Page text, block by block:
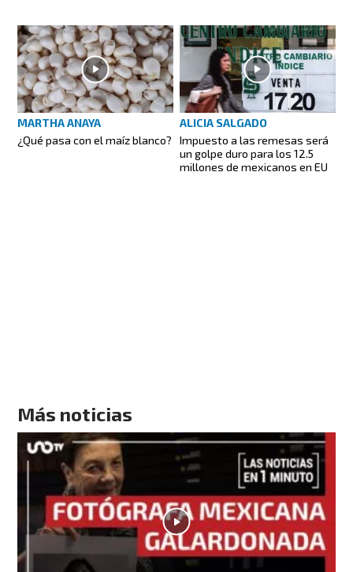
MARTHA ANAYA
¿Qué pasa con el maíz blanco?
ALICIA SALGADO
Impuesto a las remesas será
un golpe duro para los 12.5
millones de mexicanos en EU
Más noticias